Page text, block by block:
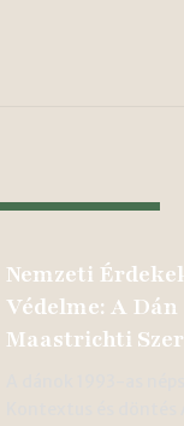
Nemzeti
Védelme: A
Maastrichti